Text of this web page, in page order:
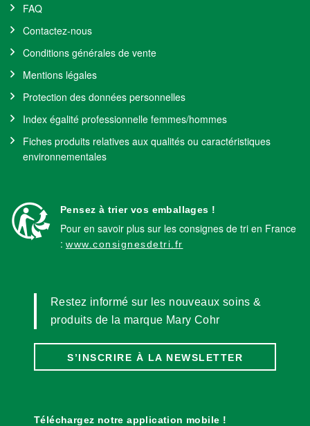
FAQ
Contactez-nous
Conditions générales de vente
Mentions légales
Protection des données personnelles
Index égalité professionnelle femmes/hommes
Fiches produits relatives aux qualités ou caractéristiques
environnementales
Pensez à trier vos emballages !
Pour en savoir plus sur les consignes de tri en France
: www.consignesdetri.fr
Restez informé sur les nouveaux soins &
produits de la marque Mary Cohr
S’INSCRIRE À LA NEWSLETTER
Téléchargez notre application mobile !